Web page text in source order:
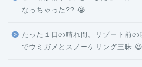
なっちゃった?? 😭
たった１日の晴れ間。リゾート前の
でウミガメとスノーケリング三昧 😆